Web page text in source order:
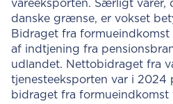
vareeksporten. Særligt varer,
danske grænse, er vokset
Bidraget fra
af indtjening fra
udlandet. Nettobidraget fra
tjenesteeksporten var i 2024
bidraget fra formueindkomst